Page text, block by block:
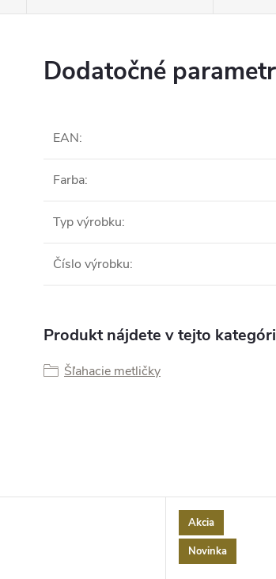
Dodatočné
EAN:
Farba:
Typ výrobku:
Číslo výrobku:
Produkt nájdete v tejto
Šľahacie metličky
Akcia
Novinka